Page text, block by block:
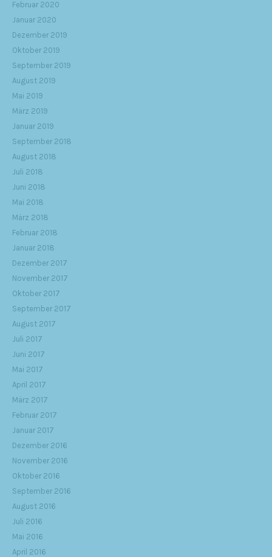
Februar 2020
Januar 2020
Dezember 2019
Oktober 2019
September 2019
August 2019
Mai 2019
März 2019
Januar 2019
September 2018
August 2018
Juli 2018
Juni 2018
Mai 2018
März 2018
Februar 2018
Januar 2018
Dezember 2017
November 2017
Oktober 2017
September 2017
August 2017
Juli 2017
Juni 2017
Mai 2017
April 2017
März 2017
Februar 2017
Januar 2017
Dezember 2016
November 2016
Oktober 2016
September 2016
August 2016
Juli 2016
Mai 2016
April 2016